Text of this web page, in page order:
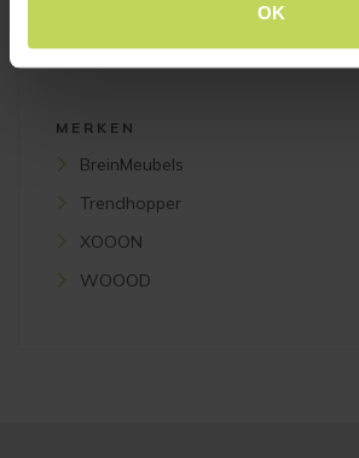
OK
Plafondlampen
MERKEN
BreinMeubels
Trendhopper
XOOON
WOOOD